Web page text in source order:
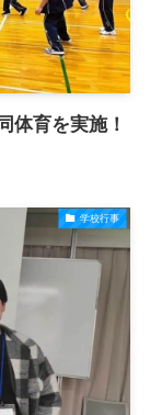
体育を実施！
学校行事